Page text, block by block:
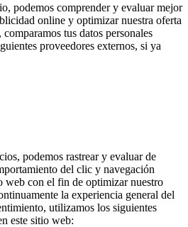
podemos comprender y evaluar mejor
online y optimizar nuestra oferta
tus datos personales
proveedores externos, si ya
podemos rastrear y evaluar de
del clic y navegación
web con el fin de optimizar nuestro
la experiencia general del
utilizamos los siguientes
este sitio web: